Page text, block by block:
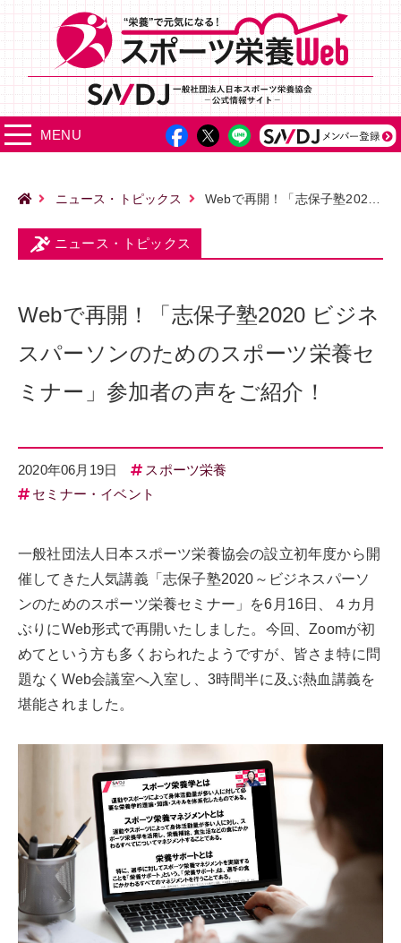
MENU
ニュース・トピックス Webで再開！「志保子塾2020 ビジネスパーソンのためのスポーツ栄養セミナー」参加者の声をご紹介！
ニュース・トピックス
Webで再開！「志保子塾2020 ビジネ
スパーソンのためのスポーツ栄養セ
ミナー」参加者の声をご紹介！
2020年06月19日
スポーツ栄養
セミナー・イベント
一般社団法人日本スポーツ栄養協会の設立初年度から開
催してきた人気講義「志保子塾2020～ビジネスパーソ
ンのためのスポーツ栄養セミナー」を6月16日、４カ月
ぶりにWeb形式で再開いたしました。今回、Zoomが初
めてという方も多くおられたようですが、皆さま特に問
題なくWeb会議室へ入室し、3時間半に及ぶ熱血講義を
堪能されました。